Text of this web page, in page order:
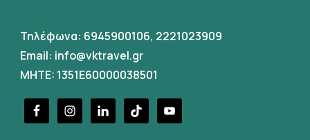
Τηλέφωνα: 6945900106, 2221023909
Email: info@vktravel.gr
MHTE: 1351E60000038501